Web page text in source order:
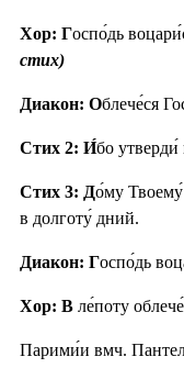
Хор: Госпо́дь
стих)
Диакон: Облече́ся
Стих 2: И́бо
Стих 3: До́му Твоему́
в долготу́ дний.
Диакон: Госпо́дь
Хор: В ле́поту
Парими́и вмч.